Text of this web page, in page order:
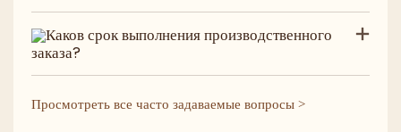
Каков срок выполнения производственного
заказа?
Просмотреть все часто задаваемые вопросы >